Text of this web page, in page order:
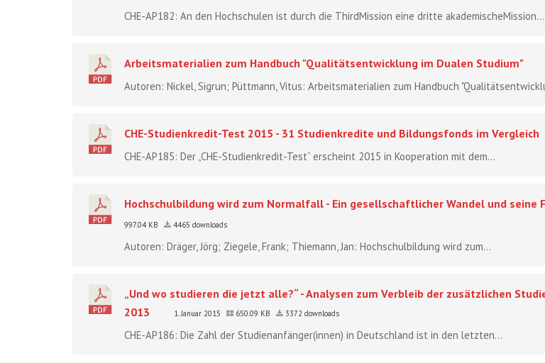
CHE-AP182: An den Hochschulen ist durch die ThirdMission eine dritte akademischeMission...
Arbeitsmaterialien zum Handbuch "Qualitätsentwicklung im Dualen Studium"
Autoren: Nickel, Sigrun; Püttmann, Vitus: Arbeitsmaterialien zum Handbuch
CHE-Studienkredit-Test 2015 - 31 Studienkredite und Bildungsfonds im Vergleich
CHE-AP185: Der „CHE-Studienkredit-Test“ erscheint 2015 in Kooperation mit dem...
Hochschulbildung wird zum Normalfall - Ein gesellschaftlicher Wandel und seine
997.04 KB
4465 downloads
Autoren: Dräger, Jörg; Ziegele, Frank; Thiemann, Jan: Hochschulbildung wird zum...
„Und wo studieren die jetzt alle?“ - Analysen zum Verbleib der zusätzlichen
2013
1. Januar 2015 650.09 KB 3372 downloads
CHE-AP186: Die Zahl der Studienanfänger(innen) in Deutschland ist in den letzten...